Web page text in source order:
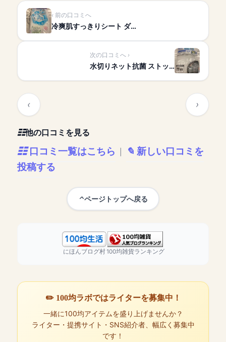
前の口コミへ
冷爽肌すっきりシート ダ…
次の口コミへ
水切りネット抗菌 ストッ…
他の口コミを見る
口コミ一覧はこちら
新しい口コミを
投稿する
ページトップへ戻る
にほんブログ村100均雑貨ランキング
✏️ 100均ラボではライターを募集中！
一緒に100均アイテムを盛り上げませんか？
ライター・提携サイト・SNS紹介者、幅広く募集中
です！